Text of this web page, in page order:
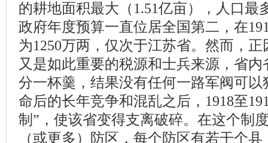
的耕地面积最大（1.51亿亩），人口最
政府年度预算一直位居全国第二，在
为1250万两，仅次于江苏省。然而，
又是如此重要的税源和士兵来源，省
分一杯羹，结果没有任何一路军阀可
命后的长年竞争和混乱之后，1918至
制”，使该省变得支离破碎。在这个制
（或更多）防区，每个防区有若干个